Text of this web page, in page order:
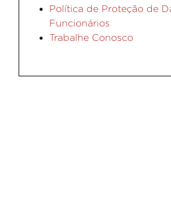
Política de Proteção de
Funcionários
Trabalhe Conosco